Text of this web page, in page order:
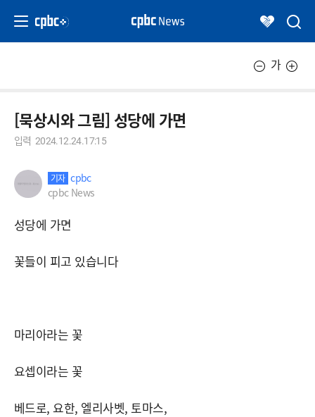
가
[묵상시와 그림] 성당에 가면
입력 2024.12.24.17:15
기자 cpbc
cpbc News
성당에 가면
꽃들이 피고 있습니다
마리아라는 꽃
요셉이라는 꽃
베드로, 요한, 엘리사벳, 토마스,